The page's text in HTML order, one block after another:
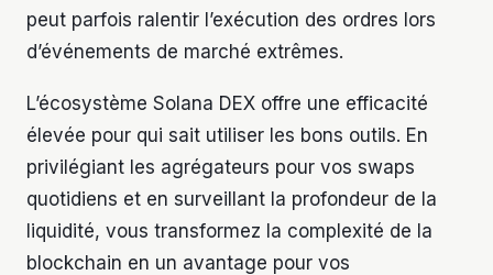
peut parfois ralentir l’exécution des ordres lors
d’événements de marché extrêmes.
L’écosystème Solana DEX offre une efficacité
élevée pour qui sait utiliser les bons outils. En
privilégiant les agrégateurs pour vos swaps
quotidiens et en surveillant la profondeur de la
liquidité, vous transformez la complexité de la
blockchain en un avantage pour vos